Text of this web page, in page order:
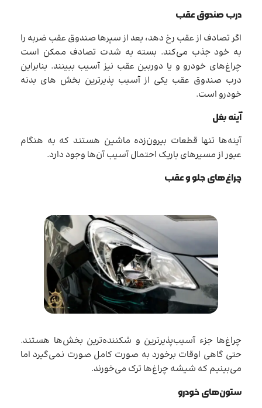
درب صندوق عقب
اگر تصادف از عقب رخ دهد، بعد از سپرها صندوق عقب ضربه را
به خود جذب می‌کند. بسته به شدت تصادف ممکن است
چراغ‌های خودرو و یا دوربین عقب نیز آسیب ببینند. بنابراین
درب صندوق عقب یکی از آسیب پذیرترین بخش های بدنه
خودرو است.
آینه‌ بغل
آینه‌ها تنها قطعات بیرون‌زده ماشین هستند که به هنگام
عبور از مسیرهای باریک احتمال آسیب آن‌ها وجود دارد.
چراغ‌های جلو و عقب
چراغ‌ها جزء آسیب‌پذیرترین و شکننده‌ترین بخش‌ها هستند.
حتی گاهی اوقات برخورد به صورت کامل صورت نمی‌گیرد اما
می‌بینیم که شیشه چراغ‌ها ترک می‌خورند.
ستون‌های خودرو